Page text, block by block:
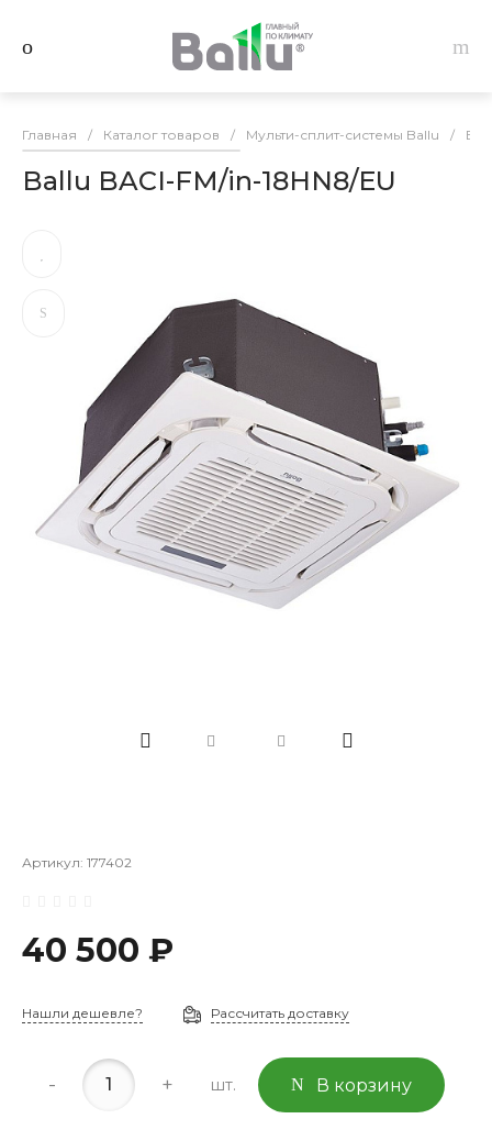
Главная / Каталог товаров / Мульти-сплит-системы Ballu /
Ballu BACI-FM/in-18HN8/EU
Артикул: 177402
40 500 ₽
Нашли дешевле? Рассчитать доставку
- + шт. В корзину